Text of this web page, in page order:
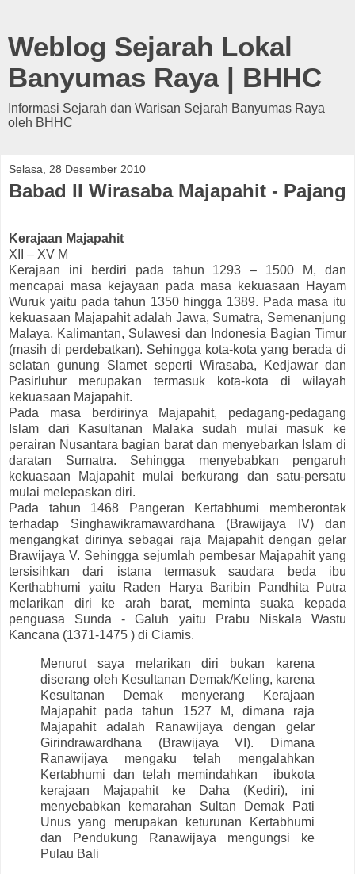
Weblog Sejarah Lokal
Banyumas Raya | BHHC
Informasi Sejarah dan Warisan Sejarah Banyumas Raya
oleh BHHC
Selasa, 28 Desember 2010
Babad II Wirasaba Majapahit - Pajang
Kerajaan Majapahit
XII – XV M
Kerajaan ini berdiri pada tahun 1293 – 1500 M, dan
mencapai masa kejayaan pada masa kekuasaan Hayam
Wuruk yaitu pada tahun 1350 hingga 1389. Pada masa itu
kekuasaan Majapahit adalah Jawa, Sumatra, Semenanjung
Malaya, Kalimantan, Sulawesi dan Indonesia Bagian Timur
(masih di perdebatkan). Sehingga kota-kota yang berada di
selatan gunung Slamet seperti Wirasaba, Kedjawar dan
Pasirluhur merupakan termasuk kota-kota di wilayah
kekuasaan Majapahit.
Pada masa berdirinya Majapahit, pedagang-pedagang
Islam dari Kasultanan Malaka sudah mulai masuk ke
perairan Nusantara bagian barat dan menyebarkan Islam di
daratan Sumatra. Sehingga menyebabkan pengaruh
kekuasaan Majapahit mulai berkurang dan satu-persatu
mulai melepaskan diri.
Pada tahun 1468 Pangeran Kertabhumi memberontak
terhadap Singhawikramawardhana (Brawijaya IV) dan
mengangkat dirinya sebagai raja Majapahit dengan gelar
Brawijaya V. Sehingga sejumlah pembesar Majapahit yang
tersisihkan dari istana termasuk saudara beda ibu
Kerthabhumi yaitu Raden Harya Baribin Pandhita Putra
melarikan diri ke arah barat, meminta suaka kepada
penguasa Sunda - Galuh yaitu Prabu Niskala Wastu
Kancana (1371-1475 ) di Ciamis.
Menurut saya melarikan diri bukan karena
diserang oleh Kesultanan Demak/Keling, karena
Kesultanan Demak menyerang Kerajaan
Majapahit pada tahun 1527 M, dimana raja
Majapahit adalah Ranawijaya dengan gelar
Girindrawardhana (Brawijaya VI). Dimana
Ranawijaya mengaku telah mengalahkan
Kertabhumi dan telah memindahkan ibukota
kerajaan Majapahit ke Daha (Kediri), ini
menyebabkan kemarahan Sultan Demak Pati
Unus yang merupakan keturunan Kertabhumi
dan Pendukung Ranawijaya mengungsi ke
Pulau Bali